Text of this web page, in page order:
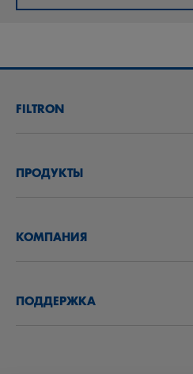
FILTRON
НАЙТИ ДИСТРИБЬЮТОРА
ПРОДУКТЫ
КОМПАНИЯ
ПОДДЕРЖКА